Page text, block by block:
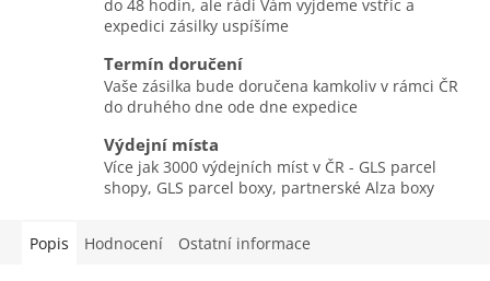
do 48 hodin, ale rádi Vám vyjdeme vstříc a
expedici zásilky uspíšíme
Termín doručení
Vaše zásilka bude doručena kamkoliv v rámci ČR
do druhého dne ode dne expedice
Výdejní místa
Více jak 3000 výdejních míst v ČR - GLS parcel
shopy, GLS parcel boxy, partnerské Alza boxy
Popis Hodnocení Ostatní informace